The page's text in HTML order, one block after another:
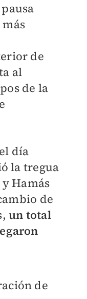
de
al
de la
día
la tregua
Hamás
de
un total
de